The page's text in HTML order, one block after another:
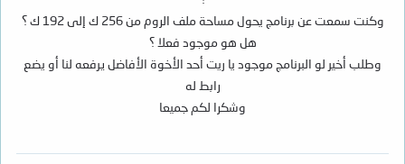
وكنت سمعت عن برنامج يحول مساحة ملف الروم من 256 ك إلى 192 ك ؟
هل هو موجود فعلا ؟
وطلب أخير لو البرنامج موجود يا ريت أحد الأخوة الأفاضل يرفعه لنا أو يضع
رابط له
وشكرا لكم جميعا